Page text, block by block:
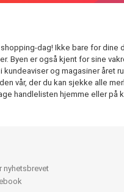
dag! Ikke bare for
Byen er også kjent for sine
og magasiner året
vår, der du kan sjekke alle
handlelisten hjemme eller
nyhetsbrevet